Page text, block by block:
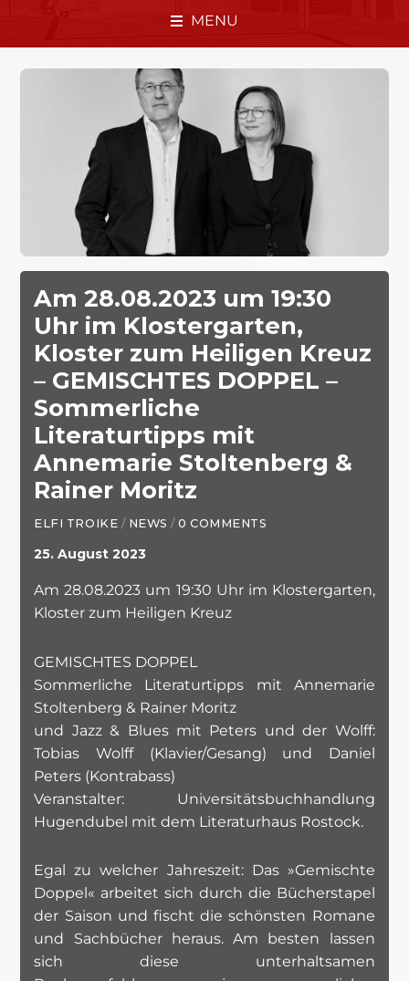
MENU
Am 28.08.2023 um 19:30
Uhr im Klostergarten,
Kloster zum Heiligen Kreuz
– GEMISCHTES DOPPEL –
Sommerliche
Literaturtipps mit
Annemarie Stoltenberg &
Rainer Moritz
ELFI TROIKE / NEWS / 0 COMMENTS
25. August 2023
Am 28.08.2023 um 19:30 Uhr im Klostergarten,
Kloster zum Heiligen Kreuz
GEMISCHTES DOPPEL
Sommerliche Literaturtipps mit Annemarie
Stoltenberg & Rainer Moritz
und Jazz & Blues mit Peters und der Wolff:
Tobias Wolff (Klavier/Gesang) und Daniel
Peters (Kontrabass)
Veranstalter: Universitätsbuchhandlung
Hugendubel mit dem Literaturhaus Rostock.
Egal zu welcher Jahreszeit: Das »Gemischte
Doppel« arbeitet sich durch die Bücherstapel
der Saison und fischt die schönsten Romane
und Sachbücher heraus. Am besten lassen
sich diese unterhaltsamen